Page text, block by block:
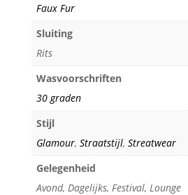
Faux Fur
Sluiting
Rits
Wasvoorschriften
30 graden
Stijl
Glamour, Straatstijl, Streatwear
Gelegenheid
Avond, Dagelijks, Festival, Lounge